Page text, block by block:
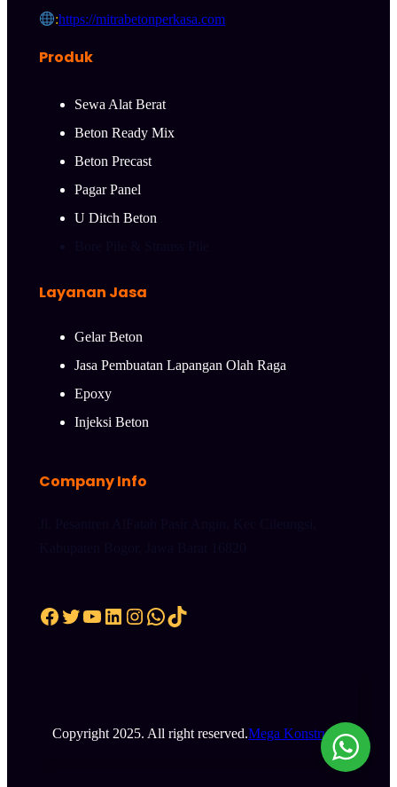
:https://mitrabetonperkasa.com
Produk
Sewa Alat Berat
Beton Ready Mix
Beton Precast
Pagar Panel
U Ditch Beton
Layanan Jasa
Gelar Beton
Jasa Pembuatan Lapangan Olah Raga
Epoxy
Injeksi Beton
Company Info
Facebook Twitter YouTube LinkedIn Instagram WhatsApp TikTok
Copyright 2025. All right reserved.Mega Konstruksi